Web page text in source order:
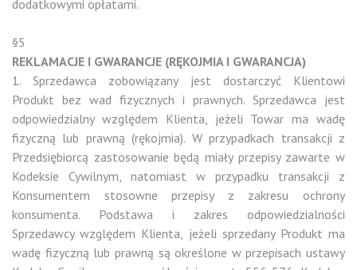
dodatkowymi opłatami.
§5
REKLAMACJE I GWARANCJE (RĘKOJMIA I GWARANCJA)
1. Sprzedawca zobowiązany jest dostarczyć Klientowi
Produkt bez wad fizycznych i prawnych. Sprzedawca jest
odpowiedzialny względem Klienta, jeżeli Towar ma wadę
fizyczną lub prawną (rękojmia). W przypadkach transakcji z
Przedsiębiorcą zastosowanie będą miały przepisy zawarte w
Kodeksie Cywilnym, natomiast w przypadku transakcji z
Konsumentem stosowne przepisy z zakresu ochrony
konsumenta. Podstawa i zakres odpowiedzialności
Sprzedawcy względem Klienta, jeżeli sprzedany Produkt ma
wadę fizyczną lub prawną są określone w przepisach ustawy